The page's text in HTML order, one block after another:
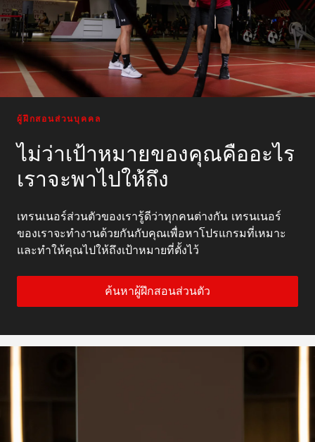
ผู้ฝึกสอนส่วนบุคคล
ไม่ว่าเป้าหมายของคุณคืออะไร
เราจะพาไปให้ถึง
เทรนเนอร์ส่วนตัวของเรารู้ดีว่าทุกคนต่างกัน เทรนเนอร์
ของเราจะทำงานด้วยกันกับคุณเพื่อหาโปรแกรมที่เหมาะ
และทำให้คุณไปให้ถึงเป้าหมายที่ตั้งไว้
ค้นหาผู้ฝึกสอนส่วนตัว